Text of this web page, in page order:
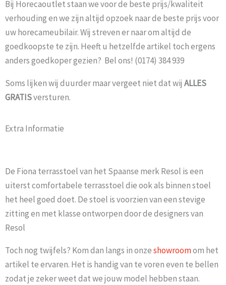
Bij Horecaoutlet staan we voor de beste prijs/kwaliteit
verhouding en we zijn altijd opzoek naar de beste prijs voor
uw horecameubilair. Wij streven er naar om altijd de
goedkoopste te zijn. Heeft u hetzelfde artikel toch ergens
anders goedkoper gezien? Bel ons! (0174) 384 939
Soms lijken wij duurder maar vergeet niet dat wij ALLES
GRATISversturen.
Extra Informatie
De Fiona terrasstoel van het Spaanse merk Resol is een
uiterst comfortabele terrasstoel die ook als binnen stoel
het heel goed doet. De stoel is voorzien van een stevige
zitting en met klasse ontworpen door de designers van
Resol
Toch nog twijfels? Kom dan langs in onzeshowroomom het
artikel te ervaren. Het is handig van te voren even te bellen
zodat je zeker weet dat we jouw model hebben staan.